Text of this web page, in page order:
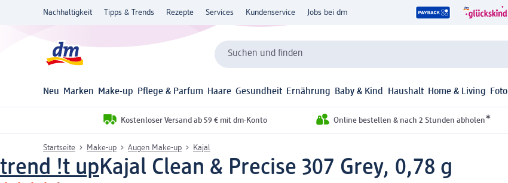
Nachhaltigkeit Tipps & Trends Rezepte Services Kundenservice Jobs bei dm
Suchen und finden
Neu Marken Make-up Pflege & Parfum Haare Gesundheit Ernährung Baby & Kind Haushalt Home & Living Foto
Kostenloser Versand ab 59 € mit dm-Konto Online bestellen & nach 2 Stunden abholen*
Startseite Make-up Augen Make-up Kajal
trend !t upKajal Clean & Precise 307 Grey, 0,78 g